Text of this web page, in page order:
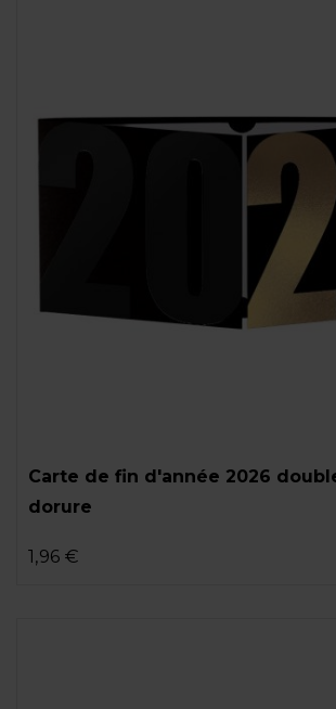
Carte de fin d'année 2026
dorure
1,96 €